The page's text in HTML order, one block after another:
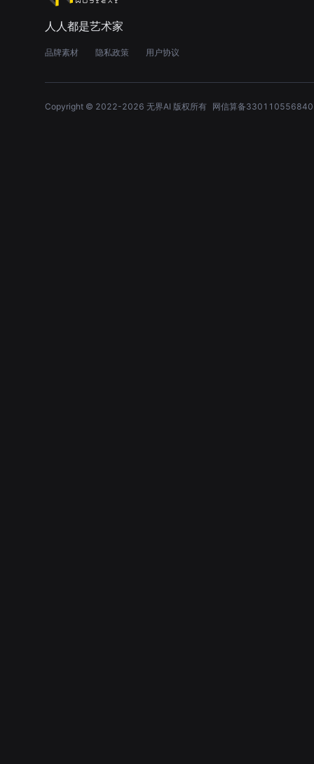
人人都是艺术家
品牌素材 隐私政策 用户协议
Copyright © 2022-2026 无界AI 版权所有 网信算备